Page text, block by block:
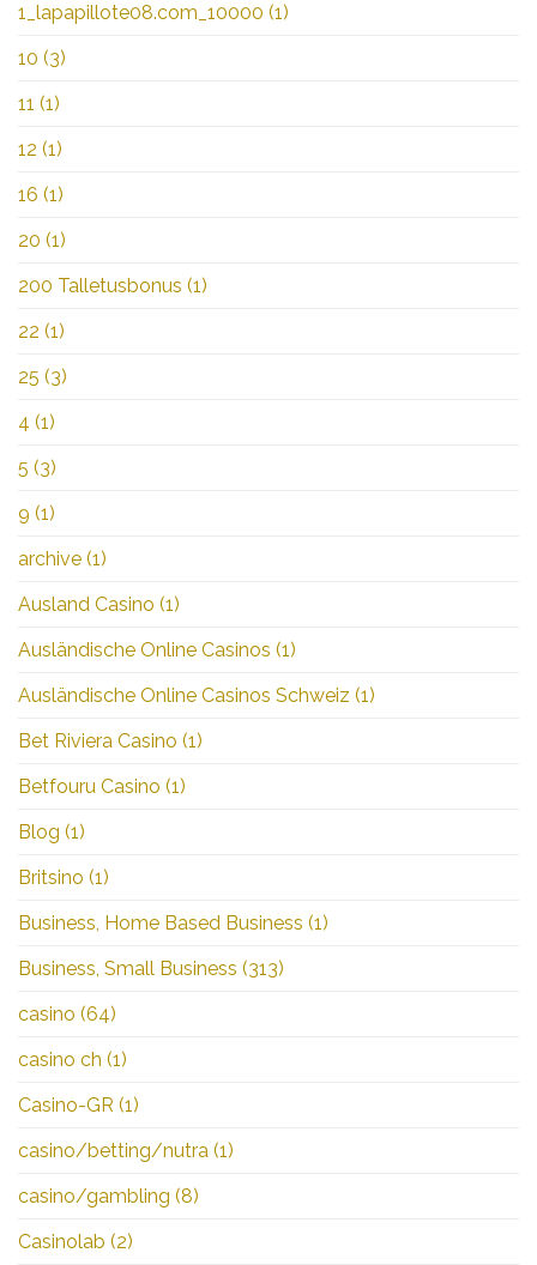
1_lapapillote08.com_10000 (1)
10 (3)
11 (1)
12 (1)
16 (1)
20 (1)
200 Talletusbonus (1)
22 (1)
25 (3)
4 (1)
5 (3)
9 (1)
archive (1)
Ausland Casino (1)
Ausländische Online Casinos (1)
Ausländische Online Casinos Schweiz (1)
Bet Riviera Casino (1)
Betfouru Casino (1)
Blog (1)
Britsino (1)
Business, Home Based Business (1)
Business, Small Business (313)
casino (64)
casino ch (1)
Casino-GR (1)
casino/betting/nutra (1)
casino/gambling (8)
Casinolab (2)